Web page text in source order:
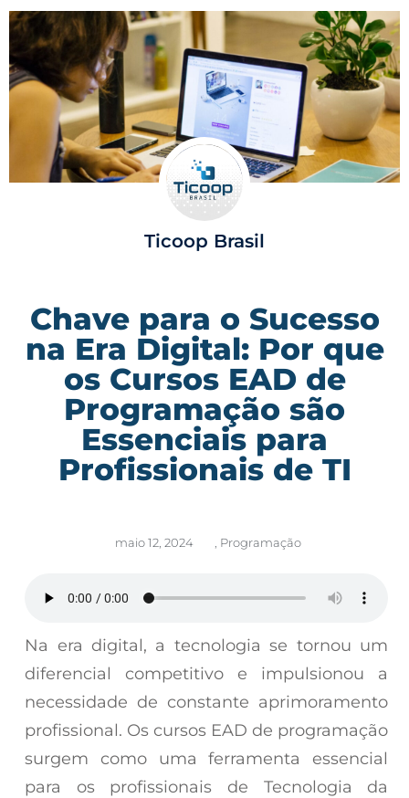
Ticoop Brasil
Chave para o Sucesso
na Era Digital: Por que
os Cursos EAD de
Programação são
Essenciais para
Profissionais de TI
maio 12, 2024 Programação
Na era digital, a tecnologia se tornou um
diferencial competitivo e impulsionou a
necessidade de constante aprimoramento
profissional. Os cursos EAD de programação
surgem como uma ferramenta essencial
para os profissionais de Tecnologia da